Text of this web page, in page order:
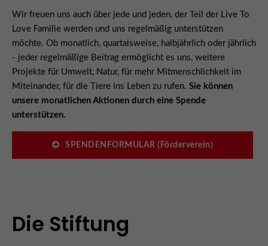
Wir freuen uns auch über jede und jeden, der Teil der Live To
Love Familie werden und uns regelmäßig unterstützen
möchte. Ob monatlich, quartalsweise, halbjährlich oder jährlich
- jeder regelmäßige Beitrag ermöglicht es uns, weitere
Projekte für Umwelt, Natur, für mehr Mitmenschlichkeit im
Miteinander, für die Tiere ins Leben zu rufen. Sie können
unsere monatlichen Aktionen durch eine Spende
unterstützen.
SPENDENFORMULAR (Förderverein)
Die Stiftung